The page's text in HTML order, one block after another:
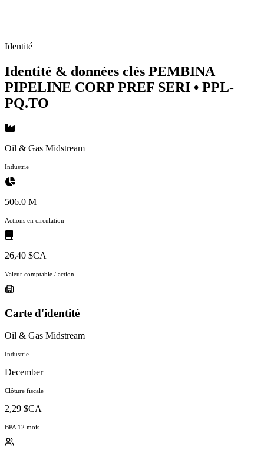
Identité
Identité & données clés PEMBINA
PIPELINE CORP PREF SERI • PPL-
PQ.TO
Oil & Gas Midstream
Industrie
506.0 M
Actions en circulation
26,40 $CA
Valeur comptable / action
Carte d'identité
Oil & Gas Midstream
Industrie
December
Clôture fiscale
2,29 $CA
BPA 12 mois